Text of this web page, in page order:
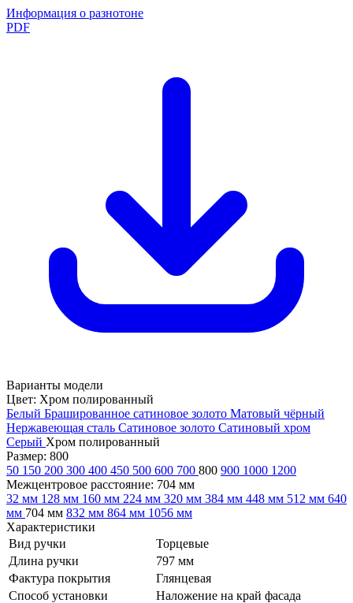
Информация о разнотоне
PDF
Варианты модели
Цвет: Хром полированный
Белый Брашированное сатиновое золото Матовый чёрный
Нержавеющая сталь Сатиновое золото Сатиновый хром
Серый Хром полированный
Размер: 800
50 150 200 300 400 450 500 600 700 800 900 1000 1200
Межцентровое расстояние: 704 мм
32 мм 128 мм 160 мм 224 мм 320 мм 384 мм 448 мм 512 мм 640
мм 704 мм 832 мм 864 мм 1056 мм
Характеристики
Вид ручки
Торцевые
Длина ручки
797 мм
Фактура покрытия
Глянцевая
Способ установки
Наложение на край фасада